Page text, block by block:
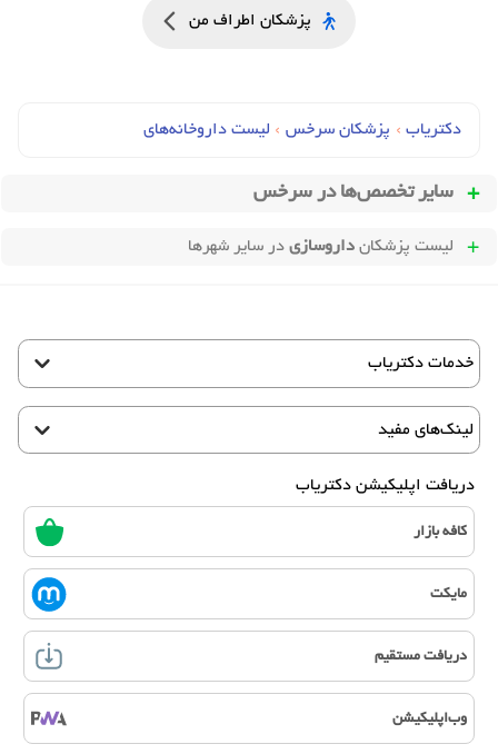
پزشکان اطراف من
دکتریاب › پزشکان سرخس › لیست داروخانه‌های
سایر تخصص‌ها در سرخس
لیست پزشکان داروسازی در سایر شهرها
خدمات دکتریاب
لینک‌های مفید
دریافت اپلیکیشن دکتریاب
کافه بازار
مایکت
دریافت مستقیم
وب‌اپلیکیشن